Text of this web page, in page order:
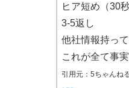
ヒア短め（30秒
3-5返し
他社情報持っ
これが全て事
引用元：5ちゃんね